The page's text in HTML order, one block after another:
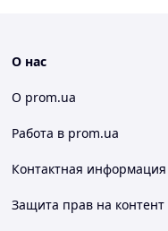
О нас
О prom.ua
Работа в prom.ua
Контактная информация
Защита прав на контент